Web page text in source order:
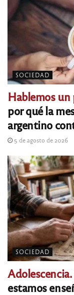
SOCIEDAD
Hablemos un
por qué la
argentino
5 de agosto de 2026
SOCIEDAD
Adolescencia.
estamos